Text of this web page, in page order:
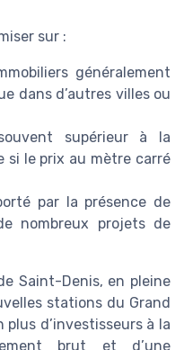
sur :
généralement
dans d’autres villes ou
supérieur à la
si le prix au mètre carré
par la présence de
nombreux projets de
Saint-Denis, en pleine
stations du Grand
plus d’investisseurs à la
brut et d’une